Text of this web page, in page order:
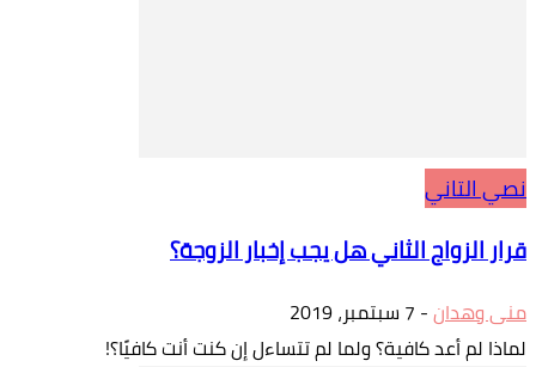
نصي التاني
قرار الزواج الثاني هل يجب إخبار الزوجة؟
منى وهدان- 7 سبتمبر، 2019
لماذا لم أعد كافية؟ ولما لم تتساءل إن كنت أنت كافيًا؟!